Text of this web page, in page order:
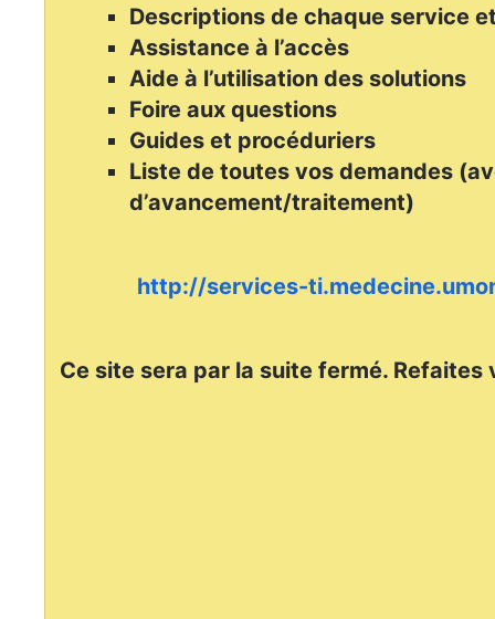
Descriptions de chaque service
Assistance à l’accès
Aide à l’utilisation des solutions
Foire aux questions
Guides et procéduriers
Liste de toutes vos demandes
d’avancement/traitement)
http://services-
Ce site sera par la suite fermé. Refaites